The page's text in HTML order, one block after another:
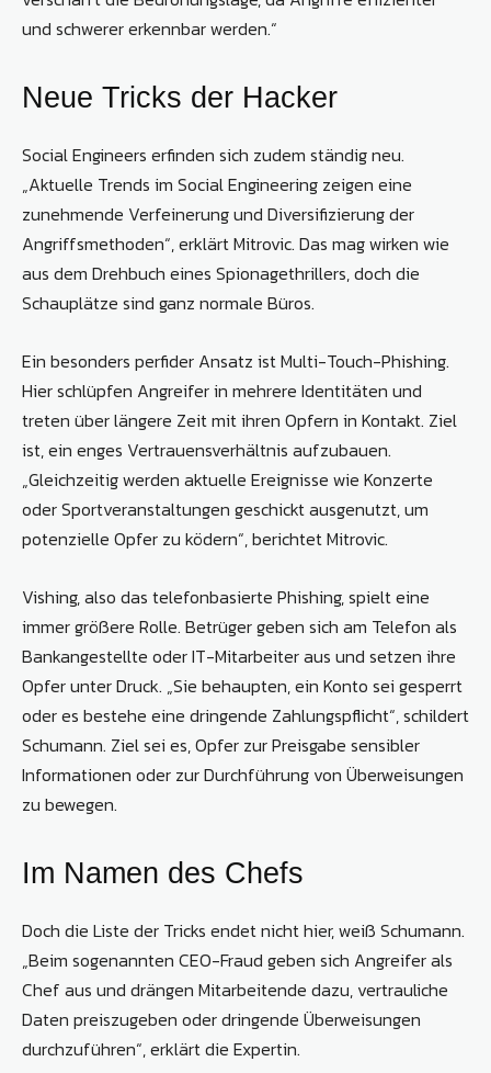
und schwerer erkennbar werden.“
Neue Tricks der Hacker
Social Engineers erfinden sich zudem ständig neu.
„Aktuelle Trends im Social Engineering zeigen eine
zunehmende Verfeinerung und Diversifizierung der
Angriffsmethoden“, erklärt Mitrovic. Das mag wirken wie
aus dem Drehbuch eines Spionagethrillers, doch die
Schauplätze sind ganz normale Büros.
Ein besonders perfider Ansatz ist Multi-Touch-Phishing.
Hier schlüpfen Angreifer in mehrere Identitäten und
treten über längere Zeit mit ihren Opfern in Kontakt. Ziel
ist, ein enges Vertrauensverhältnis aufzubauen.
„Gleichzeitig werden aktuelle Ereignisse wie Konzerte
oder Sportveranstaltungen geschickt ausgenutzt, um
potenzielle Opfer zu ködern“, berichtet Mitrovic.
Vishing, also das telefonbasierte Phishing, spielt eine
immer größere Rolle. Betrüger geben sich am Telefon als
Bankangestellte oder IT-Mitarbeiter aus und setzen ihre
Opfer unter Druck. „Sie behaupten, ein Konto sei gesperrt
oder es bestehe eine dringende Zahlungspflicht“, schildert
Schumann. Ziel sei es, Opfer zur Preisgabe sensibler
Informationen oder zur Durchführung von Überweisungen
zu bewegen.
Im Namen des Chefs
Doch die Liste der Tricks endet nicht hier, weiß Schumann.
„Beim sogenannten CEO-Fraud geben sich Angreifer als
Chef aus und drängen Mitarbeitende dazu, vertrauliche
Daten preiszugeben oder dringende Überweisungen
durchzuführen“, erklärt die Expertin.